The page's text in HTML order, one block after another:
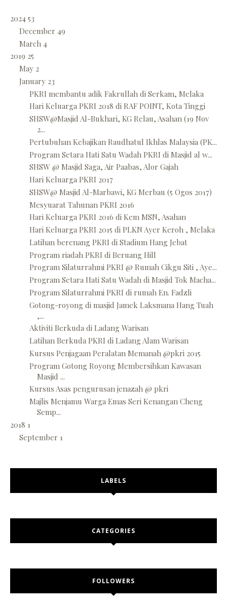
2024 53
December 49
March 4
2019 25
May 2
January 23
PKRI membantu adik Fakrullah di Serkam, Melaka
Hari Keluarga PKRI 2018 di RAF POINT, Kota Tinggi
SHSW@Masjid Al-Bukhari, KG Relau, Asahan (19 Nov
2...
Pertubuhan Kebajikan Raudhatul Ikhlas Malaysia (PK...
Program Setara Hati Satu Wadah PKRI di Masjid al w...
SHSW @ Masjid Saga, Air Paabas, Alor Gajah
Hari Keluarga PKRI 2017
SHSW@ Masjid Al-Marbawi, KG Merbau (5 Ogos 2017)
Mesyuarat Tahunan PKRI 2016
Hari Keluarga PKRI 2016 di Kem MSN, Asahan
Hari Keluarga PKRI 2015 di PLKN Ayer Keroh , Melaka
Latihan berenang PKRI di Stadium Hang Jebat
Program riadah PKRI di Beruang Hill
Program Silaturrahmi PKRI @ Rumah Cikgu Siti , Aye...
Program Setara Hati Satu Wadah di Masjid Tok Macha...
Program Silaturrahmi PKRI di rumah En. Fadzli
Gotong-royong di masjid Jamek Laksmana Hang Tuah
,...
Aktiviti Berkuda di Ladang Warisan
Latihan Berkuda PKRI di Ladang Alam Warisan
Kursus Penjagaan Peralatan Memanah @pkri 2015
Program Gotong Royong Membersihkan Kawasan
Masjid ...
Kursus Asas pengurusan jenazah @ pkri
Majlis Menjamu Warga Emas Seri Kenangan Cheng
Semp...
2018 1
September 1
LABELS
CATEGORIES
FOLLOWERS